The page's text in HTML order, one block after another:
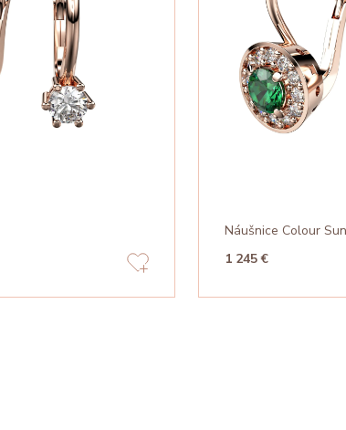
Náušnice Colour
1 245 €